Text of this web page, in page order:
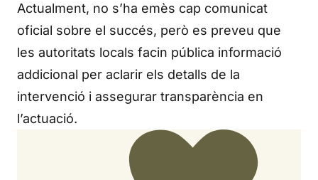
Actualment, no s’ha emès cap comunicat
oficial sobre el succés, però es preveu que
les autoritats locals facin pública informació
addicional per aclarir els detalls de la
intervenció i assegurar transparència en
l’actuació.